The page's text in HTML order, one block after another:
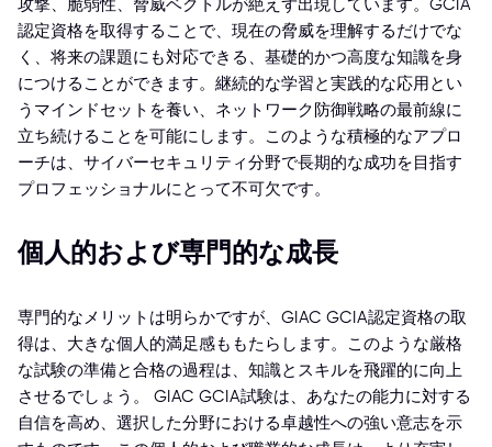
攻撃、脆弱性、脅威ベクトルが絶えず出現しています。GCIA
認定資格を取得することで、現在の脅威を理解するだけでな
く、将来の課題にも対応できる、基礎的かつ高度な知識を身
につけることができます。継続的な学習と実践的な応用とい
うマインドセットを養い、ネットワーク防御戦略の最前線に
立ち続けることを可能にします。このような積極的なアプロ
ーチは、サイバーセキュリティ分野で長期的な成功を目指す
プロフェッショナルにとって不可欠です。
個人的および専門的な成長
専門的なメリットは明らかですが、GIAC GCIA認定資格の取
得は、大きな個人的満足感ももたらします。このような厳格
な試験の準備と合格の過程は、知識とスキルを飛躍的に向上
させるでしょう。 GIAC GCIA試験は、あなたの能力に対する
自信を高め、選択した分野における卓越性への強い意志を示